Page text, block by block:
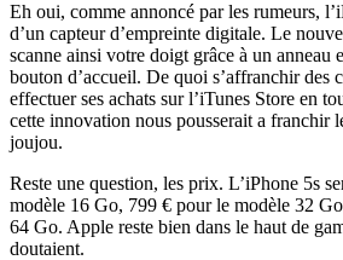
Eh oui, comme annoncé par les rumeurs,
d’un capteur d’empreinte digitale. Le
scanne ainsi votre doigt grâce à un anneau
bouton d’accueil. De quoi s’affranchir des
effectuer ses achats sur l’iTunes Store en
cette innovation nous pousserait a franchir
joujou.
Reste une question, les prix. L’iPhone 5s
modèle 16 Go, 799 € pour le modèle 32
64 Go. Apple reste bien dans le haut de
doutaient.